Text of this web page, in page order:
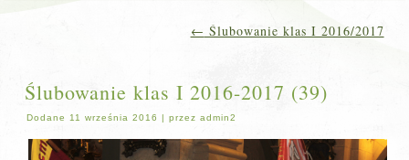
← Ślubowanie klas I 2016/2017
Ślubowanie klas I 2016-2017 (39)
Dodane 11 września 2016 |przez admin2